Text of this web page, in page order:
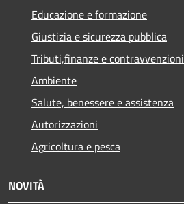
Educazione e formazione
Giustizia e sicurezza pubblica
Tributi,finanze e contravvenzioni
Ambiente
Salute, benessere e assistenza
Autorizzazioni
Agricoltura e pesca
NOVITÀ